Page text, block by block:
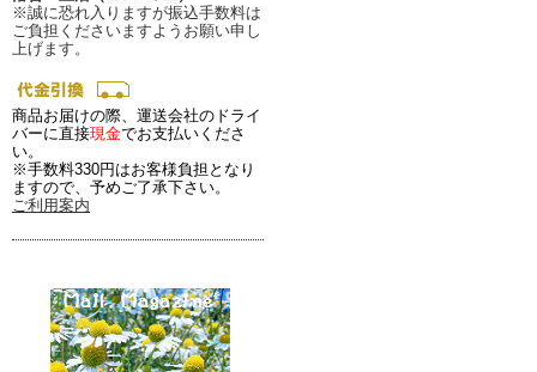
※誠に恐れ入りますが振込手数料は
ご負担くださいますようお願い申し
上げます。
商品お届けの際、運送会社のドライ
バーに直接現金でお支払いくださ
い。
※手数料330円はお客様負担となり
ますので、予めご了承下さい。
ご利用案内